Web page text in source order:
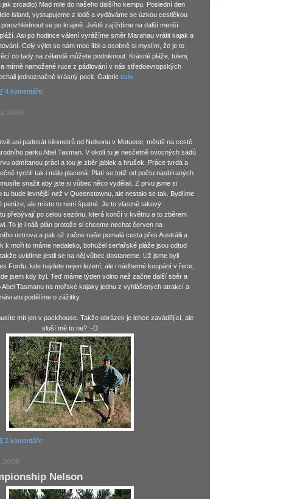
jak zrcadlo) Mad mile do našeho dalšího kempu. Poslední den
island, vystupujeme z lodě a vydáváme se úzkou cestičkou
se po krajině. Ještě zajíždíme na další menší
Asi po hodince válení vyrážíme směr Marahau vrátit kajak a
Celý výlet se nám moc líbil a osobně si myslím, že je to
co tady na zélandě můžete podniknout. Krásné pláže, tuleni,
mírně namožené ruce z pádlování v nás středoevropských
jednoznačně krásný pocit. Galerie tady.
4 komentáře:
2009
asi padesát kilometrů od Nelsonu v Motuece, městě na cestě
parku Abel Tasman. V okolí tu je nesčetně ovocných sadů
odmítanou práci a tou je zběr jablek a hrušek. Práce tvrdá a
rychlí tak i málo placená. Platí se totiž od počtu nasbíraných
snažit aby jste si vůbec něco vydělali. Z prvu jsme si
tu bude levnější než v Queenstownu, ale nestalo se tak. Bydlíme
peníze, ale místo to není špatné. Je to vlastně takový
přebývají po celou sezónu, která končí v květnu a to zběrem
To je i náš plán protože si chceme nechat červen na
ostrova a pak už začne naše pomalá cesta přes Austrálii a
k moři to máme nedaleko, bohužel serfařské pláže jsou odtud
uvidíme jestli se na něj vůbec dostaneme. Už jsme byli
Fordu, kde najdete nejen lezení, ale i nádherné koupání v řece,
jsem kdy byl. Teď máme týden volno než začne další sběr a
Tasmanu na mořské kajaky jednu z vyhlášených atrakcí a
podělíme o zážitky.
mít jen v packhouse. Takže obrázek je lehce zavádějící, ale
sluší mě to ne? :-D
2 komentáře:
2009
Nelson